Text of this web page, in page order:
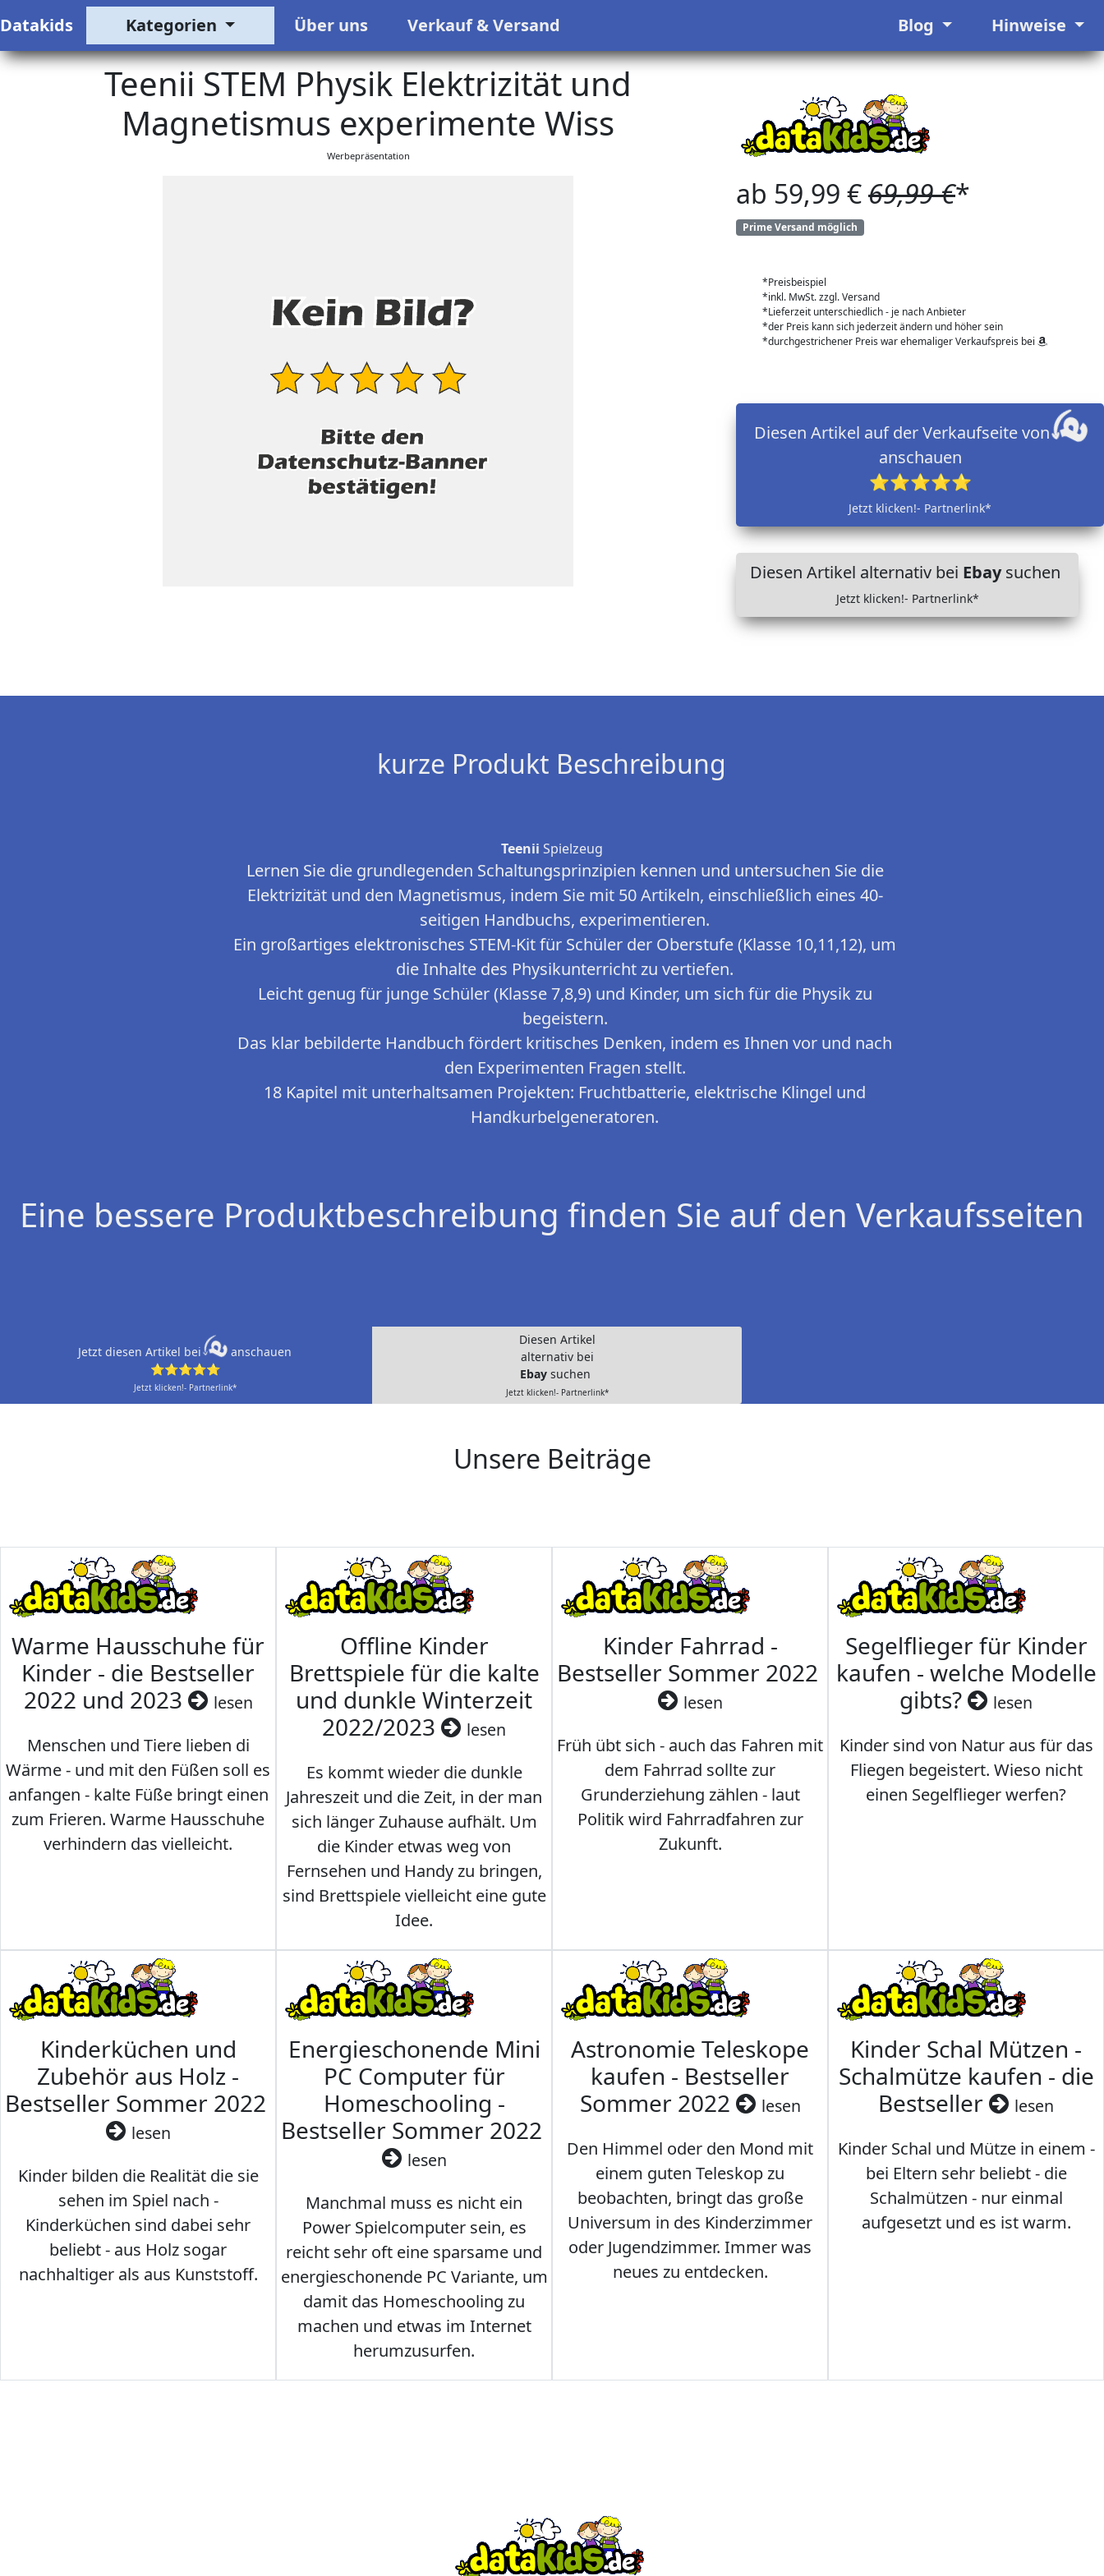
Datakids Kategorien Über uns Verkauf & Versand Blog Hinweise
Teenii STEM Physik Elektrizität und
Magnetismus experimente Wiss
Werbepräsentation
ab 59,99 €69,99 €*
Prime Versand möglich
*Preisbeispiel
*inkl. MwSt. zzgl. Versand
*Lieferzeit unterschiedlich - je nach Anbieter
*der Preis kann sich jederzeit ändern und höher sein
*durchgestrichener Preis war ehemaliger Verkaufspreis bei
Diesen Artikel auf der Verkaufseite von
anschauen
⭐⭐⭐⭐⭐
Jetzt klicken!- Partnerlink*
Diesen Artikel alternativ bei Ebaysuchen
Jetzt klicken!- Partnerlink*
kurze Produkt Beschreibung
Teenii Spielzeug
Lernen Sie die grundlegenden Schaltungsprinzipien kennen und untersuchen Sie die
Elektrizität und den Magnetismus, indem Sie mit 50 Artikeln, einschließlich eines 40-
seitigen Handbuchs, experimentieren.
Ein großartiges elektronisches STEM-Kit für Schüler der Oberstufe (Klasse 10,11,12), um
die Inhalte des Physikunterricht zu vertiefen.
Leicht genug für junge Schüler (Klasse 7,8,9) und Kinder, um sich für die Physik zu
begeistern.
Das klar bebilderte Handbuch fördert kritisches Denken, indem es Ihnen vor und nach
den Experimenten Fragen stellt.
18 Kapitel mit unterhaltsamen Projekten: Fruchtbatterie, elektrische Klingel und
Handkurbelgeneratoren.
Eine bessere Produktbeschreibung finden Sie auf den Verkaufsseiten
Jetzt diesen Artikel bei
anschauen
⭐⭐⭐⭐⭐
Jetzt klicken!- Partnerlink*
Diesen Artikel
alternativ bei
Ebay suchen
Jetzt klicken!- Partnerlink*
Unsere Beiträge
Warme Hausschuhe für
Kinder - die Bestseller
2022 und 2023
lesen
Menschen und Tiere lieben di
Wärme - und mit den Füßen soll es
anfangen - kalte Füße bringt einen
zum Frieren. Warme Hausschuhe
verhindern das vielleicht.
Offline Kinder
Brettspiele für die kalte
und dunkle Winterzeit
2022/2023
lesen
Es kommt wieder die dunkle
Jahreszeit und die Zeit, in der man
sich länger Zuhause aufhält. Um
die Kinder etwas weg von
Fernsehen und Handy zu bringen,
sind Brettspiele vielleicht eine gute
Idee.
Kinder Fahrrad -
Bestseller Sommer 2022
lesen
Früh übt sich - auch das Fahren mit
dem Fahrrad sollte zur
Grunderziehung zählen - laut
Politik wird Fahrradfahren zur
Zukunft.
Segelflieger für Kinder
kaufen - welche Modelle
gibts?
lesen
Kinder sind von Natur aus für das
Fliegen begeistert. Wieso nicht
einen Segelflieger werfen?
Kinderküchen und
Zubehör aus Holz -
Bestseller Sommer 2022
lesen
Kinder bilden die Realität die sie
sehen im Spiel nach -
Kinderküchen sind dabei sehr
beliebt - aus Holz sogar
nachhaltiger als aus Kunststoff.
Energieschonende Mini
PC Computer für
Homeschooling -
Bestseller Sommer 2022
lesen
Manchmal muss es nicht ein
Power Spielcomputer sein, es
reicht sehr oft eine sparsame und
energieschonende PC Variante, um
damit das Homeschooling zu
machen und etwas im Internet
herumzusurfen.
Astronomie Teleskope
kaufen - Bestseller
Sommer 2022
lesen
Den Himmel oder den Mond mit
einem guten Teleskop zu
beobachten, bringt das große
Universum in des Kinderzimmer
oder Jugendzimmer. Immer was
neues zu entdecken.
Kinder Schal Mützen -
Schalmütze kaufen - die
Bestseller
lesen
Kinder Schal und Mütze in einem -
bei Eltern sehr beliebt - die
Schalmützen - nur einmal
aufgesetzt und es ist warm.